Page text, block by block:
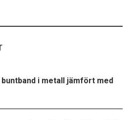
i metall jämfört med